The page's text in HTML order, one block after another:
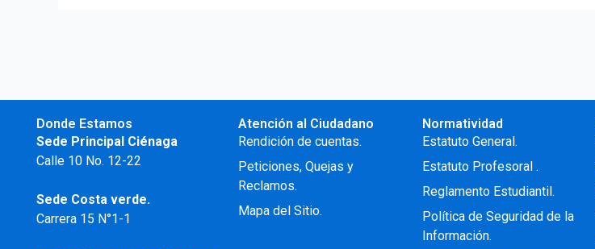
Donde Estamos
Sede Principal Ciénaga
Calle 10 No. 12-22
Sede Costa verde.
Carrera 15 N°1-1
Atención al Ciudadano
Rendición de cuentas.
Peticiones, Quejas y
Reclamos.
Mapa del Sitio.
Normatividad
Estatuto General.
Estatuto Profesoral .
Reglamento Estudiantil.
Política de Seguridad de la
Información.